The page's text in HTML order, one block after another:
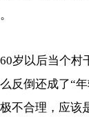
60岁以后当个村
反倒还成了“
不合理，应该